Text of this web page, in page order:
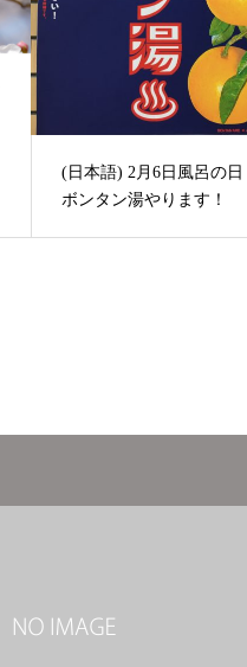
(日本語) 2月6日風呂の日
ボンタン湯やります！